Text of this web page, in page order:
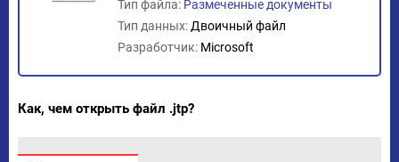
Тип файла: Размеченные документы
Тип данных: Двоичный файл
Разработчик: Microsoft
Как, чем открыть файл .jtp?